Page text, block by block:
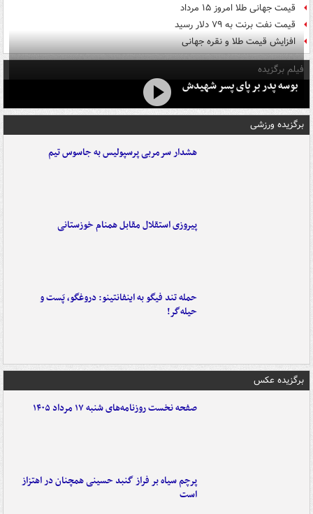
قیمت جهانی طلا امروز ۱۵ مرداد
قیمت نفت برنت به ۷۹ دلار رسید
افزایش قیمت طلا و نقره جهانی
فیلم برگزیده
بوسه‌ پدر بر پای پسر شهیدش
برگزیده ورزشی
هشدار سرمربی پرسپولیس به جاسوس تیم
پیروزی استقلال مقابل همنام خوزستانی
حمله تند فیگو به اینفانتینو: دروغگو، پَست‌ و
حیله‌گر!
برگزیده عکس
صفحه نخست روزنامه‌های شنبه ۱۷ مرداد ۱۴۰۵
پرچم سیاه بر فراز گنبد حسینی همچنان در اهتزاز
است